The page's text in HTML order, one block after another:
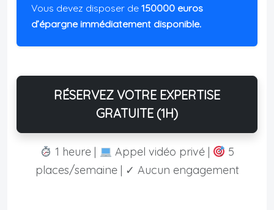
Vous devez disposer de 150000 euros
d’épargne immédiatement disponible.
RÉSERVEZ VOTRE EXPERTISE
GRATUITE (1H)
1 heure | Appel vidéo privé |
5
places/semaine | ✓ Aucun engagement